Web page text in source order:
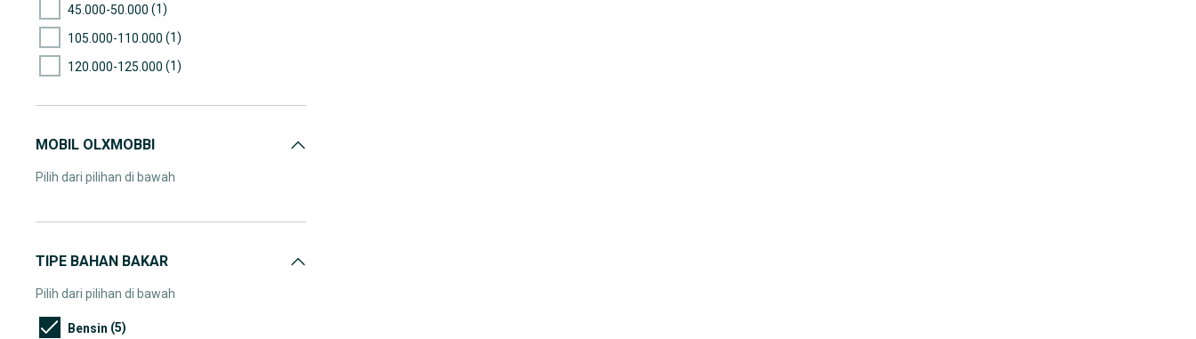
45.000-50.000 (1)
105.000-110.000 (1)
120.000-125.000 (1)
MOBIL OLXMOBBI
Pilih dari pilihan di bawah
TIPE BAHAN BAKAR
Pilih dari pilihan di bawah
Bensin (5)